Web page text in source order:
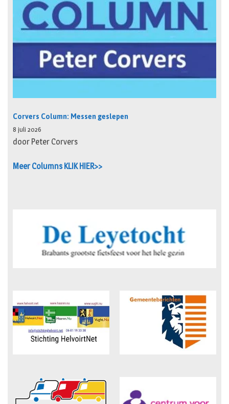
Corvers Column: Messen geslepen
8 juli 2026
door Peter Corvers
Meer Columns KLIK HIER>>